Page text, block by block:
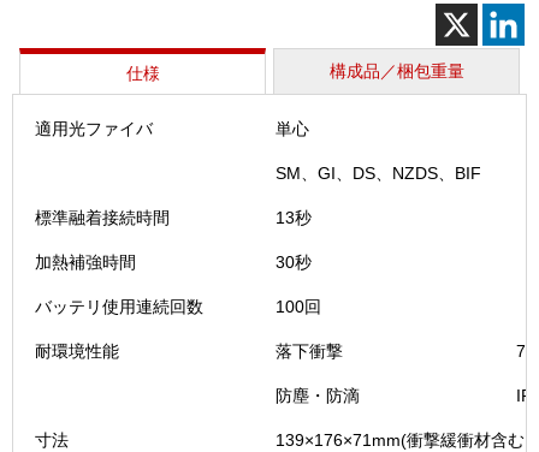
仕様 構成品／梱包重量
適用光ファイバ 単心
SM、GI、DS、NZDS、BIF
標準融着接続時間 13秒
加熱補強時間 30秒
バッテリ使用連続回数 100回
耐環境性能 落下衝撃
防塵・防滴
寸法 139×176×71mm(衝撃緩衝材含む